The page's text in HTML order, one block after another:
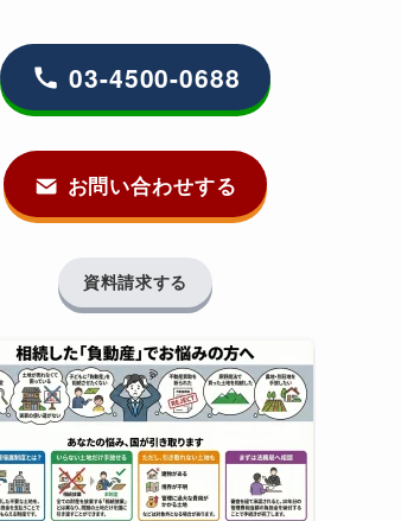
03-4500-0688
お問い合わせする
資料請求する